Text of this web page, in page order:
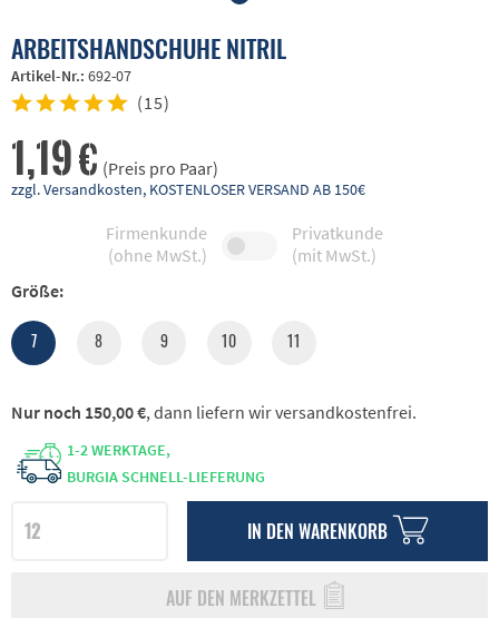
ARBEITSHANDSCHUHE NITRIL
Artikel-Nr.: 692-07
(15)
1,19 € (Preis pro Paar)
zzgl. Versandkosten, KOSTENLOSER VERSAND AB 150€
Firmenkunde
(ohne MwSt.)
Privatkunde
(mit MwSt.)
Größe:
7 8 9 10 11
1-2 WERKTAGE,
BURGIA SCHNELL-LIEFERUNG
IN DEN WARENKORB
AUF DEN MERKZETTEL
Nur noch 150,00 €, dann liefern wir versandkostenfrei.